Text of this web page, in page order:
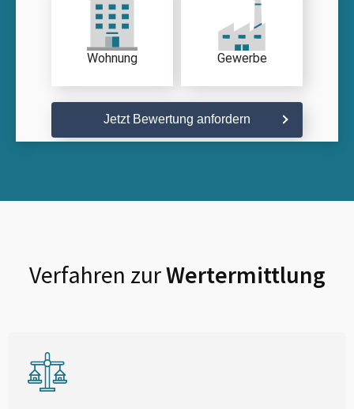
Wohnung Gewerbe
Jetzt Bewertung anfordern
Verfahren zurWertermittlung